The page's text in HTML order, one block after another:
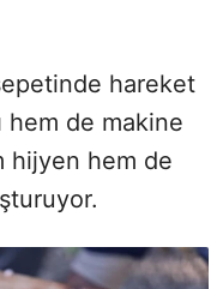
hareket
hem de makine
hijyen hem de